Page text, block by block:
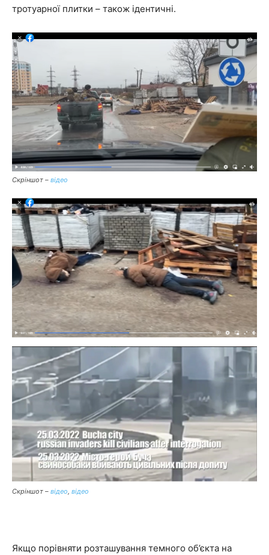
тротуарної плитки – також ідентичні.
Скріншот – відео
Скріншот – відео, відео
Якщо порівняти розташування темного об’єкта на